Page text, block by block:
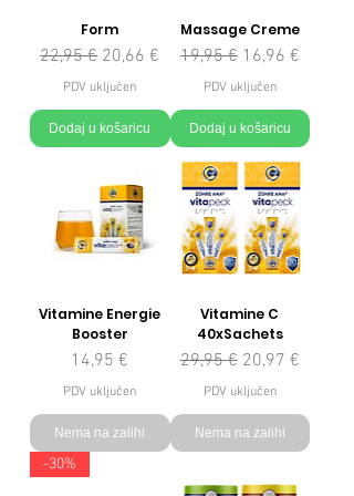
Form
Redovna cijena
22,95 € Cijena s popustom
20,66 €
PDV uključen
Dodaj u košaricu
Massage Creme
Redovna cijena
19,95 € Cijena s
16,96 €
PDV uključen
Dodaj u košaricu
Vitamine Energie
Booster
Cijena
14,95 €
PDV uključen
Nema na zalihi
Vitamine C
40xSachets
Redovna cijena
29,95 € Cijena s
20,97 €
PDV uključen
Nema na zalihi
-30%